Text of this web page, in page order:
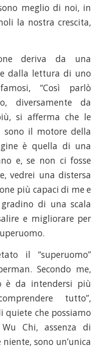
meglio di noi, in
la nostra crescita,
deriva da una
e dalla lettura di uno
“Così parlò
diversamente da
si afferma che le
il motore della
è quella di una
e, se non ci fosse
vedrei una distersa
più capaci di me e
di una scala
e migliorare per
il “superuomo”
Secondo me,
è da intendersi più
tutto”,
quiete che possiamo
Chi, assenza di
sono un’unica